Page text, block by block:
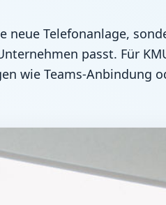
Telefonanlage,
passt. Für
wie Teams-Anbindung